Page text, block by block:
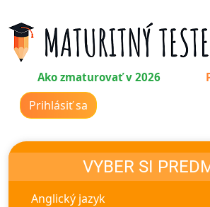
Ako zmaturovať v 2026
Prihlásiť sa
VYBER SI
Anglický jazyk